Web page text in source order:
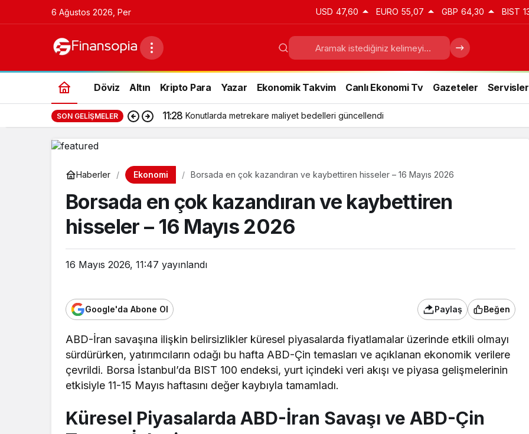
6 Ağustos 2026, Per USD 47,60 EURO 55,07 GBP 64,30 BIST
Döviz Altın Kripto Para Yazar Ekonomik Takvim Canlı Ekonomi Tv Gazeteler Servisler
SON GELIŞMELER 11:28 Konutlarda metrekare maliyet bedelleri güncellendi
Haberler Ekonomi Borsada en çok kazandıran ve kaybettiren hisseler – 16 Mayıs 2026
Borsada en çok kazandıran ve kaybettiren
hisseler – 16 Mayıs 2026
16 Mayıs 2026, 11:47 yayınlandı
Google'da Abone Ol Paylaş Beğen
ABD-İran savaşına ilişkin belirsizlikler küresel piyasalarda fiyatlamalar üzerinde etkili olmayı
sürdürürken, yatırımcıların odağı bu hafta ABD-Çin temasları ve açıklanan ekonomik verilere
çevrildi. Borsa İstanbul’da BIST 100 endeksi, yurt içindeki veri akışı ve piyasa gelişmelerinin
etkisiyle 11-15 Mayıs haftasını değer kaybıyla tamamladı.
Küresel Piyasalarda ABD-İran Savaşı ve ABD-Çin